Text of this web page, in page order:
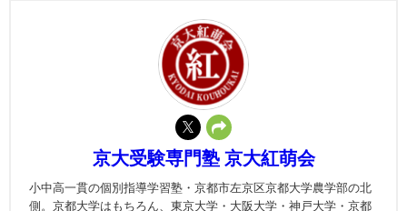
京大受験専門塾 京大紅萌会
小中高一貫の個別指導学習塾・京都市左京区京都大学農学部の北
側。京都大学はもちろん、東京大学・大阪大学・神戸大学・京都